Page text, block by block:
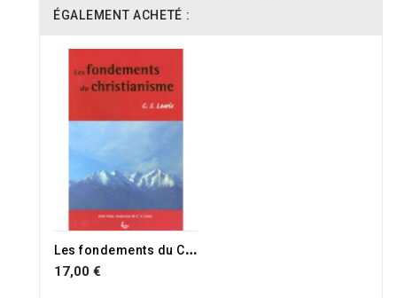
ÉGALEMENT ACHETÉ :
L
es fondements du Christianisme
17,00 €